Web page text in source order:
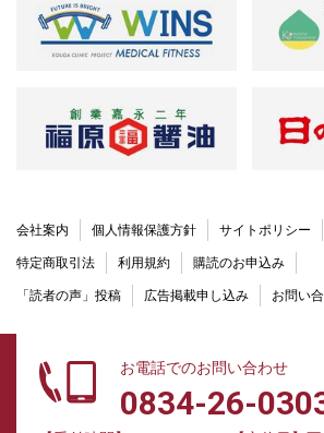
会社案内 個人情報保護方針 サイトポリシー
特定商取引法 利用規約 購読のお申込み
「読者の声」投稿 広告掲載申し込み お問い
お電話でのお問い合わせ
0834-26-